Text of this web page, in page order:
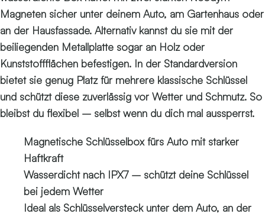
Magneten sicher unter deinem Auto, am Gartenhaus oder
an der Hausfassade. Alternativ kannst du sie mit der
beiliegenden Metallplatte sogar an Holz oder
Kunststoffflächen befestigen. In der Standardversion
bietet sie genug Platz für mehrere klassische Schlüssel
und schützt diese zuverlässig vor Wetter und Schmutz. So
bleibst du flexibel – selbst wenn du dich mal aussperrst.
Magnetische Schlüsselbox fürs Auto mit starker
Haftkraft
Wasserdicht nach IPX7 – schützt deine Schlüssel
bei jedem Wetter
Ideal als Schlüsselversteck unter dem Auto, an der